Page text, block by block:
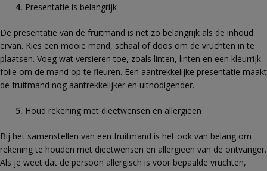
Presentatie is belangrijk
De presentatie van de fruitmand is net zo belangrijk als de inhoud
ervan. Kies een mooie mand, schaal of doos om de vruchten in te
plaatsen. Voeg wat versieren toe, zoals linten, linten en een kleurrijk
folie om de mand op te fleuren. Een aantrekkelijke presentatie maakt
de fruitmand nog aantrekkelijker en uitnodigender.
Houd rekening met dieetwensen en allergieën
Bij het samenstellen van een fruitmand is het ook van belang om
rekening te houden met dieetwensen en allergieën van de ontvanger.
Als je weet dat de persoon allergisch is voor bepaalde vruchten,